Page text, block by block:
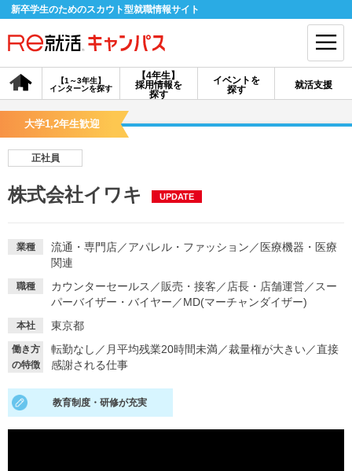
新卒学生のためのスカウト型就職情報サイト
【4年生】
採用情報を
探す
【1～3年生】
インターンを探す
イベントを
探す
就活支援
会員登録 ログイン
探す
イベントを探す スカウト お知らせ
就活ノウハウが満載！
大学1,2年生歓迎
正社員
株式会社イワキ UPDATE
業種 流通・専門店／アパレル・ファッション ／ 医療機器・医療
関連
職種 カウンターセールス ／販売・接客 ／ 店長・店舗運営／ スー
パーバイザー・バイヤー ／MD(マーチャンダイザー)
本社 東京都
働き方
の特徴
転勤なし ／ 月平均残業20時間未満／裁量権が大きい／直接
感謝される仕事
教育制度・研修が充実